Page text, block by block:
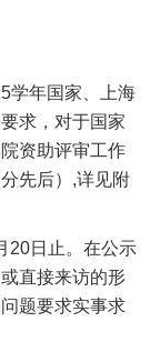
学年国家、上海
求，对于国家
资助评审工作
先后） ,详见附
20日止。在公示
直接来访的形
题要求实事求